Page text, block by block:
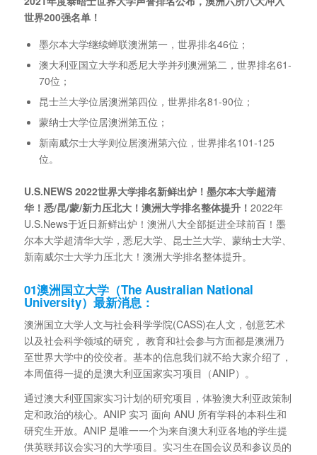
世界200强名单！
墨尔本大学继续蝉联澳洲第一，世界排名46位；
澳大利亚国立大学和悉尼大学并列澳洲第二，世界排名61-
70位；
昆士兰大学位居澳洲第四位，世界排名81-90位；
蒙纳士大学位居澳洲第五位；
新南威尔士大学则位居澳洲第六位，世界排名101-125
位。
U.S.NEWS 2022世界大学排名新鲜出炉！墨尔本大学超清
华！悉/昆/蒙/新力压北大！澳洲大学排名整体提升！ 2022年
U.S.News于近日新鲜出炉！澳洲八大全部挺进全球前百！墨
尔本大学超清华大学，悉尼大学、昆士兰大学、蒙纳士大学、
新南威尔士大学力压北大！澳洲大学排名整体提升。
01澳洲国立大学（The Australian National
University）最新消息：
澳洲国立大学人文与社会科学学院(CASS)在人文，创意艺术
以及社会科学领域的研究， 教育和社会参与方面都是澳洲乃
至世界大学中的佼佼者。基本的信息我们就不给大家介绍了，
本周值得一提的是澳大利亚国家实习项目（ANIP）。
通过澳大利亚国家实习计划的研究项目，体验澳大利亚政策制
定和政治的核心。ANIP 实习 面向 ANU 所有学科的本科生和
研究生开放。ANIP 是唯一一个为来自澳大利亚各地的学生提
供英联邦议会实习的大学项目。实习生在国会议员和参议员的